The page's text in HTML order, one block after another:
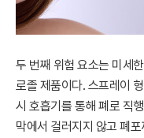
두 번째 위험 요소는 미세
로졸 제품이다. 스프레이
시 호흡기를 통해 폐로 직
막에서 걸러지지 않고 폐